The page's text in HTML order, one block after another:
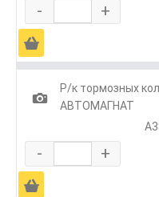
- +
Ä
1
Р/к тормозных
АВТОМАГНАТ
- +
Ä